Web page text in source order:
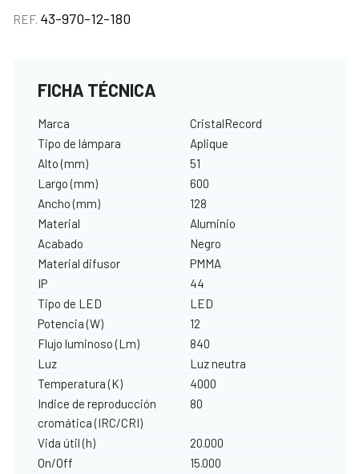
REF. 43-970-12-180
FICHA TÉCNICA
Marca
CristalRecord
Tipo de lámpara
Aplique
Alto (mm)
51
Largo (mm)
600
Ancho (mm)
128
Material
Aluminio
Acabado
Negro
Material difusor
PMMA
IP
44
Tipo de LED
LED
Potencia (W)
12
Flujo luminoso (Lm)
840
Luz
Luz neutra
Temperatura (K)
4000
Indice de reproducción
cromática (IRC/CRI)
80
Vida útil (h)
20.000
On/Off
15.000